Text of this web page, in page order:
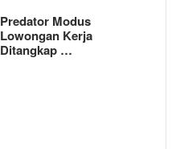
Predator Modus
Lowongan Kerja
Ditangkap …